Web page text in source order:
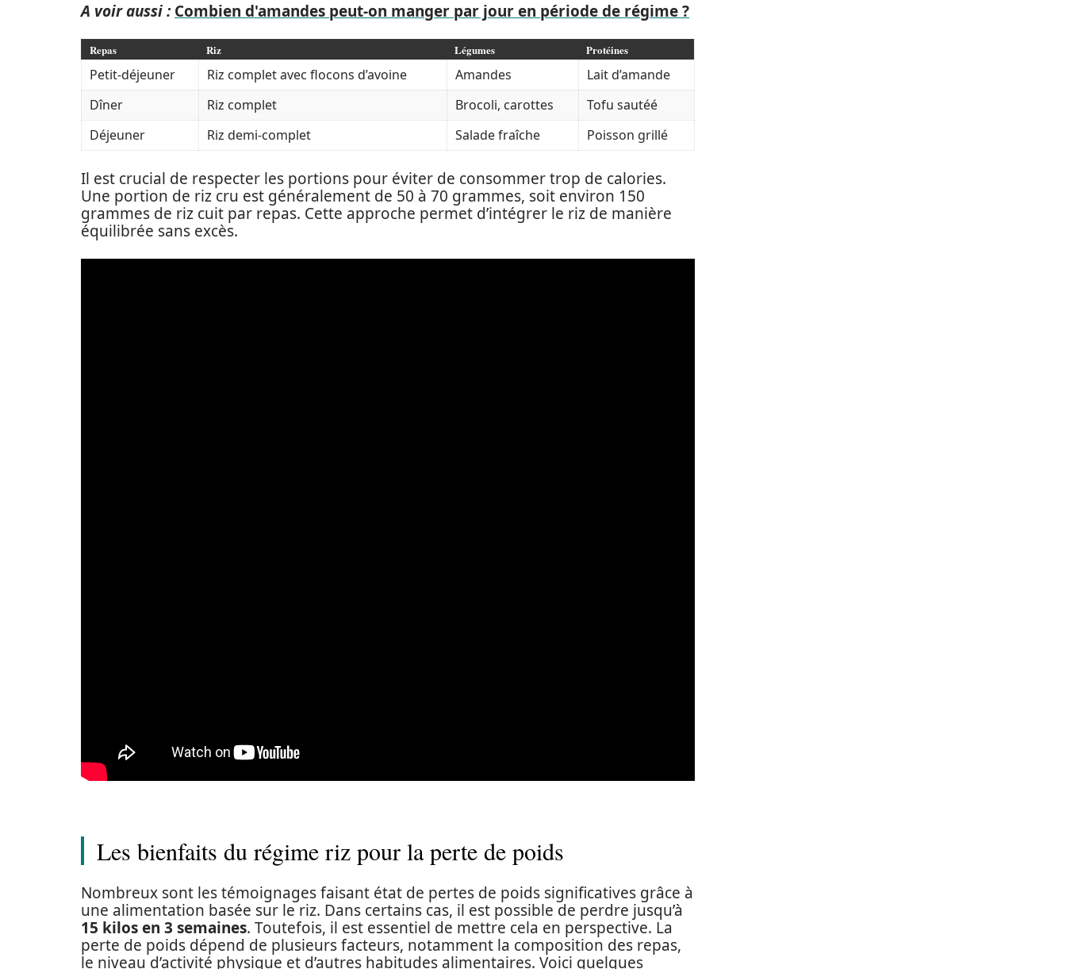
A voir aussi : Combien d'amandes peut-on manger par jour en période de régime ?
Repas Riz Légumes Protéines
Petit-déjeuner Riz complet avec flocons d’avoine Amandes
Lait d’amande
Dîner
Riz complet Brocoli, carottes
Tofu sautéé
Déjeuner
Riz demi-complet Salade fraîche Poisson grillé
Il est crucial de respecter les portions pour éviter de consommer trop de calories.
Une portion de riz cru est généralement de 50 à 70 grammes, soit environ 150
grammes de riz cuit par repas. Cette approche permet d’intégrer le riz de manière
équilibrée sans excès.
Les bienfaits du régime riz pour la perte de poids
Nombreux sont les témoignages faisant état de pertes de poids significatives grâce à
une alimentation basée sur le riz. Dans certains cas, il est possible de perdre jusqu’à
15 kilos en 3 semaines. Toutefois, il est essentiel de mettre cela en perspective. La
perte de poids dépend de plusieurs facteurs, notamment la composition des repas,
le niveau d’activité physique et d’autres habitudes alimentaires. Voici quelques